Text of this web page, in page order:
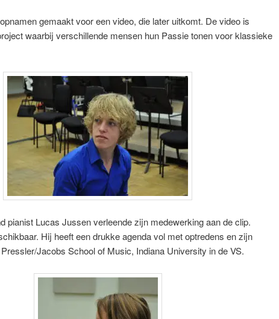
gemaakt voor een video, die later uitkomt. De video is
waarbij verschillende mensen hun Passie tonen voor klassieke
pianist Lucas Jussen verleende zijn medewerking aan de clip.
Hij heeft een drukke agenda vol met optredens en zijn
Jacobs School of Music, Indiana University in de VS.